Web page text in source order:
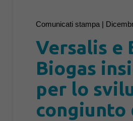
Comunicati stampa |
Versalis e
Biogas
per lo
congiunto